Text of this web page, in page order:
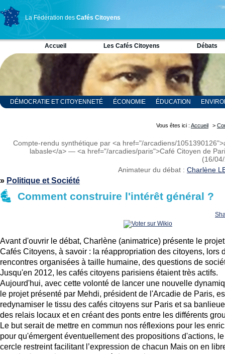
La Fédération des Cafés Citoyens
Accueil Les Cafés Citoyens Débats
DÉMOCRATIE ET CITOYENNETÉ ÉCONOMIE ÉDUCATION
Vous êtes ici : Accueil >
Compte-rendu synthétique par <a href="/arcadiens/
labasle</a> — <a href="/arcadies/paris">Café Citoyen de
(16/
Animateur du débat : Charlène
» Politique et Société
Comment construire l'intérêt général ?
Avant d'ouvrir le débat, Charlène (animatrice) présente le
Cafés Citoyens, à savoir : la réappropriation des citoyens, lors
rencontres organisées à taille humaine, des questions de
Jusqu'en 2012, les cafés citoyens parisiens étaient très actifs.
Aujourd'hui, avec cette volonté de lancer une nouvelle
le projet présenté par Mehdi, président de l'Arcadie de Paris,
redynamiser le tissu des cafés citoyens sur Paris et sa
des relais locaux et en créant des ponts entre les différents
Le but serait de mettre en commun nos réflexions pour les
pour qu'émergent éventuellement des propositions d'actions, le
cercle restreint facilitant l’expression de chacun Mais on en